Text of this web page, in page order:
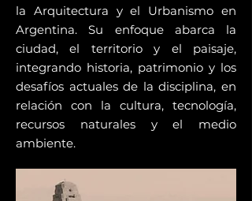
la Arquitectura y el Urbanismo en
Argentina. Su enfoque abarca la
ciudad, el territorio y el paisaje,
integrando historia, patrimonio y los
desafíos actuales de la disciplina, en
relación con la cultura, tecnología,
recursos naturales y el medio
ambiente.